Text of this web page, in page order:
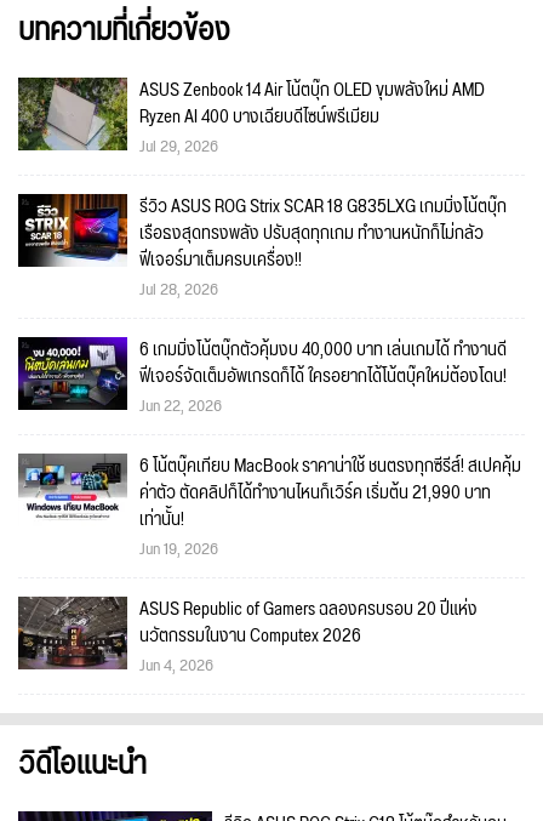
บทความที่เกี่ยวข้อง
ASUS Zenbook 14 Air โน้ตบุ๊ก OLED ขุมพลังใหม่ AMD
Ryzen AI 400 บางเฉียบดีไซน์พรีเมียม
Jul 29, 2026
รีวิว ASUS ROG Strix SCAR 18 G835LXG เกมมิ่งโน้ตบุ๊ก
เรือธงสุดทรงพลัง ปรับสุดทุกเกม ทำงานหนักก็ไม่กลัว
ฟีเจอร์มาเต็มครบเครื่อง!!
Jul 28, 2026
6 เกมมิ่งโน้ตบุ๊กตัวคุ้มงบ 40,000 บาท เล่นเกมได้ ทำงานดี
ฟีเจอร์จัดเต็มอัพเกรดก็ได้ ใครอยากได้โน้ตบุ๊คใหม่ต้องโดน!
Jun 22, 2026
6 โน้ตบุ๊คเทียบ MacBook ราคาน่าใช้ ชนตรงทุกซีรีส์! สเปคคุ้ม
ค่าตัว ตัดคลิปก็ได้ทำงานไหนก็เวิร์ค เริ่มต้น 21,990 บาท
เท่านั้น!
Jun 19, 2026
ASUS Republic of Gamers ฉลองครบรอบ 20 ปีแห่ง
นวัตกรรมในงาน Computex 2026
Jun 4, 2026
วิดีโอแนะนำ